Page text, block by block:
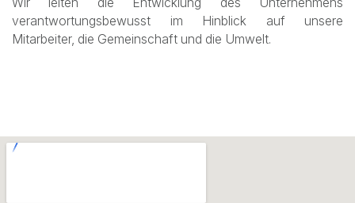
Wir leiten die Entwicklung des Unternehmens
verantwortungsbewusst im Hinblick auf unsere
Mitarbeiter, die Gemeinschaft und die Umwelt.